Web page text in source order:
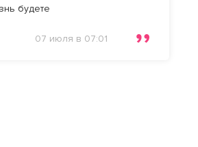
будете
07 июля в 07:01